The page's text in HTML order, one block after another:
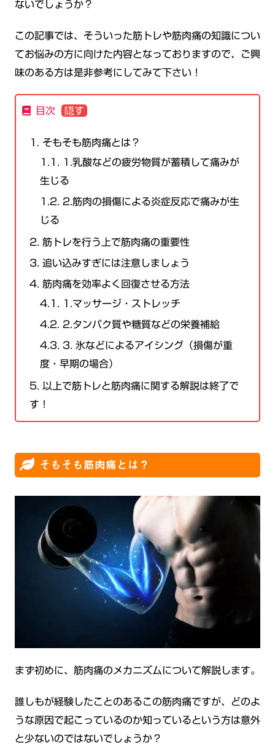
ないでしょうか？
この記事では、そういった筋トレや筋肉痛の知識につい
てお悩みの方に向けた内容となっておりますので、ご興
味のある方は是非参考にしてみて下さい！
目次
1. そもそも筋肉痛とは？
1.1. 1.乳酸などの疲労物質が蓄積して痛みが
生じる
1.2. 2.筋肉の損傷による炎症反応で痛みが生
じる
2. 筋トレを行う上で筋肉痛の重要性
3. 追い込みすぎには注意しましょう
4. 筋肉痛を効率よく回復させる方法
4.1. 1.マッサージ・ストレッチ
4.2. 2.タンパク質や糖質などの栄養補給
4.3. 3. 氷などによるアイシング（損傷が重
度・早期の場合）
5. 以上で筋トレと筋肉痛に関する解説は終了で
す！
そもそも筋肉痛とは？
まず初めに、筋肉痛のメカニズムについて解説します。
誰しもが経験したことのあるこの筋肉痛ですが、どのよ
うな原因で起こっているのか知っているという方は意外
と少ないのではないでしょうか？